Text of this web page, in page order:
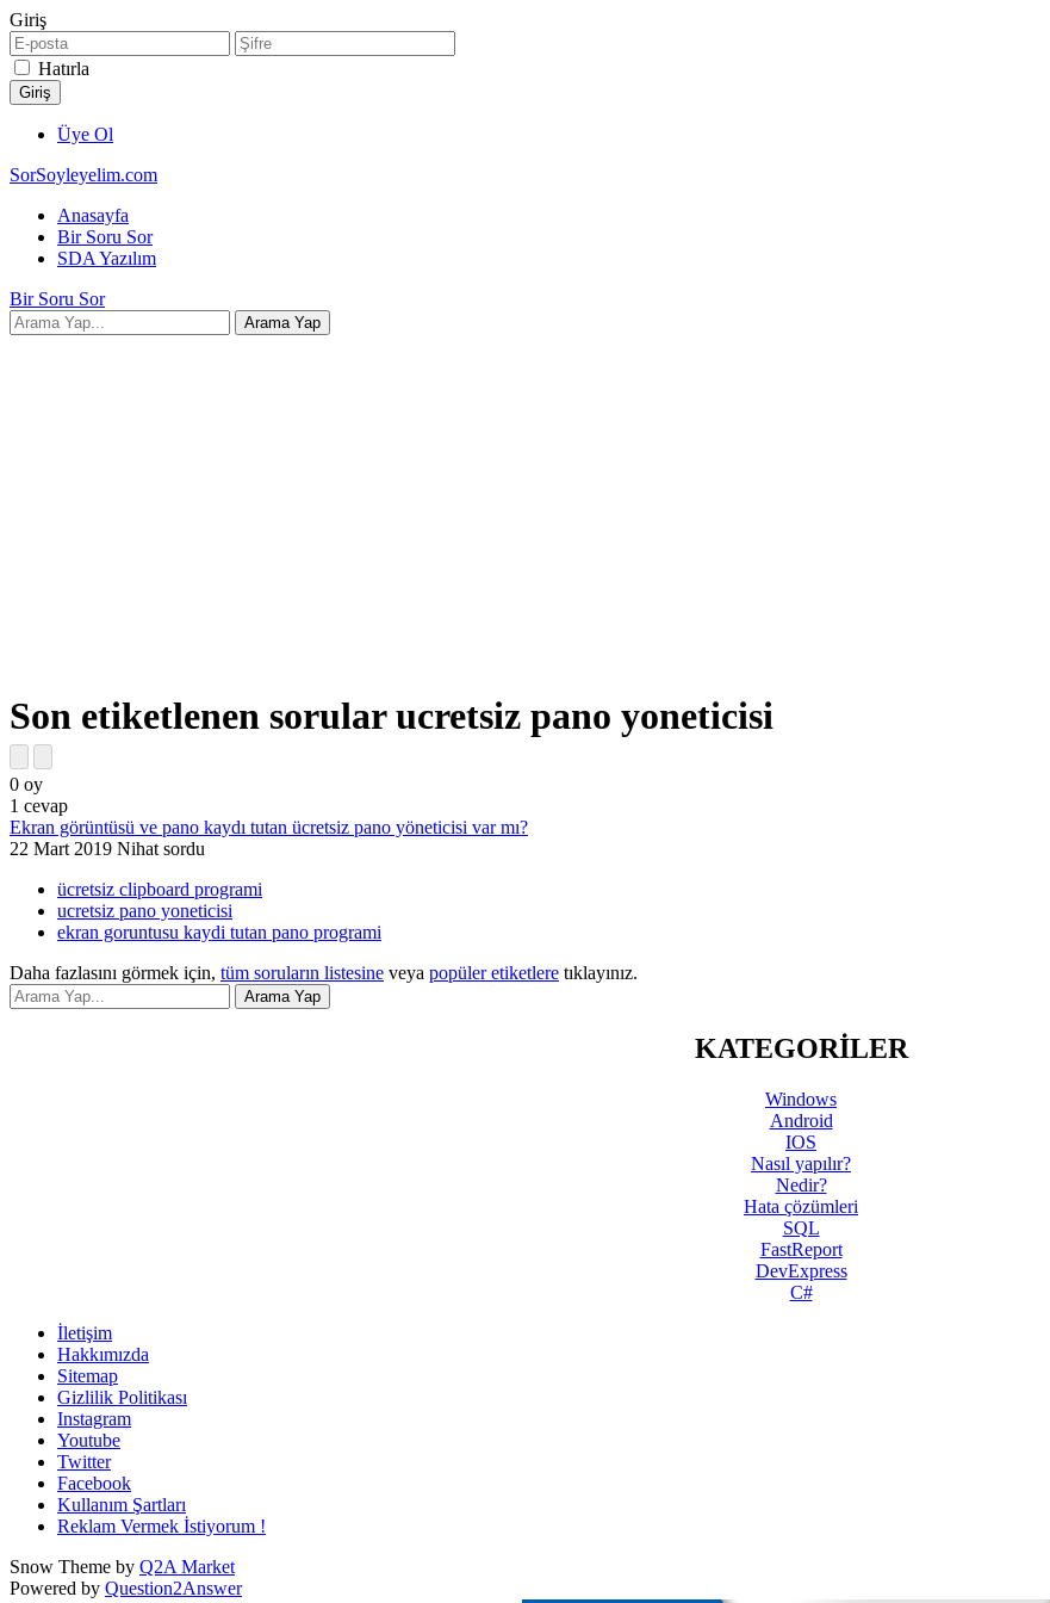
Giriş
Hatırla
Üye Ol
SorSoyleyelim.com
Anasayfa
Bir Soru Sor
SDA Yazılım
Bir Soru Sor
Son etiketlenen sorular ucretsiz pano yoneticisi
0 oy
1 cevap
Ekran görüntüsü ve pano kaydı tutan ücretsiz pano yöneticisi var mı?
22 Mart 2019 Nihat sordu
ücretsiz clipboard programi
ucretsiz pano yoneticisi
ekran goruntusu kaydi tutan pano programi
Daha fazlasını görmek için, tüm soruların listesine veya popüler etiketlere tıklayınız.
KATEGORİLER
Windows
Android
IOS
Nasıl yapılır?
Nedir?
Hata çözümleri
SQL
FastReport
DevExpress
C#
İletişim
Hakkımızda
Sitemap
Gizlilik Politikası
Instagram
Youtube
Twitter
Facebook
Kullanım Şartları
Reklam Vermek İstiyorum !
Snow Theme by Q2A Market
Powered by Question2Answer